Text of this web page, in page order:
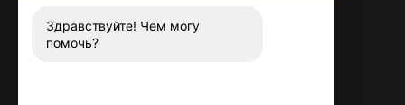
Заказать звонок
Здравствуйте! Чем могу
помочь?